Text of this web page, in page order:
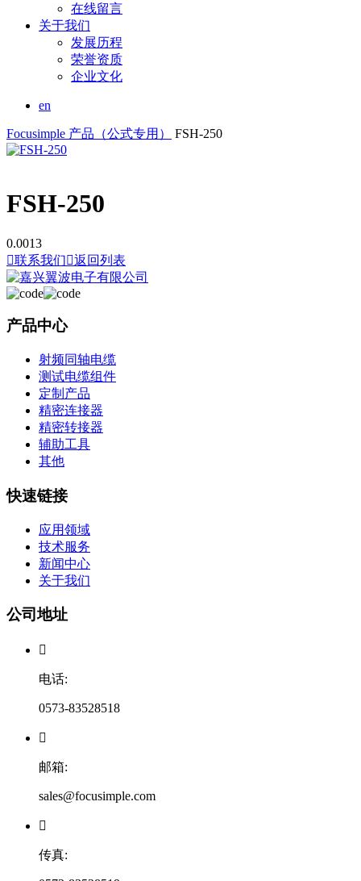
在线留言
关于我们
发展历程
荣誉资质
企业文化
en
Focusimple 产品（公式专用） FSH-250
FSH-250
0.0013
联系我们返回列表
产品中心
射频同轴电缆
测试电缆组件
定制产品
精密连接器
精密转接器
辅助工具
其他
快速链接
应用领域
技术服务
新闻中心
关于我们
公司地址

电话:
0573-83528518

邮箱:
sales@focusimple.com

传真: